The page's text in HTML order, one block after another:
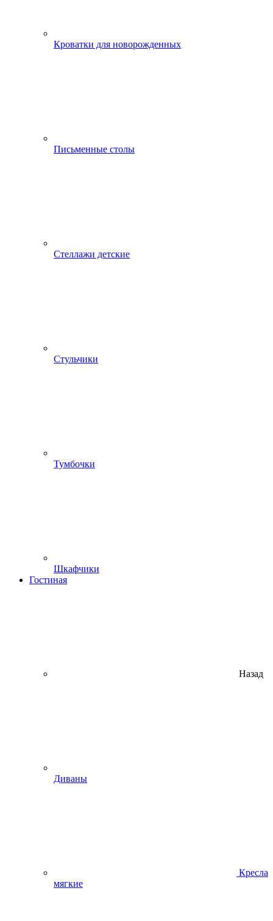
Кроватки для новорожденных
Письменные столы
Стеллажи детские
Стульчики
Тумбочки
Шкафчики
Гостиная
Назад
Диваны
Кресла
мягкие